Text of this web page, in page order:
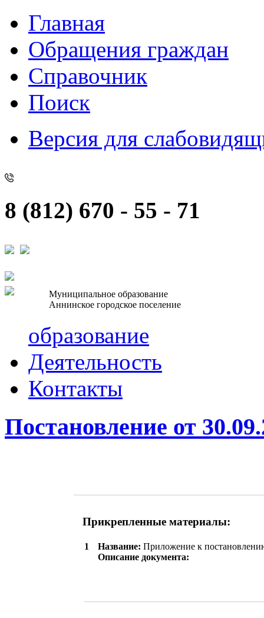
Главная
Обращения граждан
Справочник
Поиск
Версия для
8 (812) 670 - 55 - 71
Муниципальное образование
Аннинское городское поселение
образование
Деятельность
Контакты
Постановление от
Прикрепленные материалы:
1 Название: Приложение к
Описание документа: